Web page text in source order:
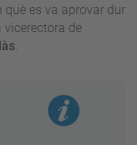
què es va aprovar dur
vicerectora de